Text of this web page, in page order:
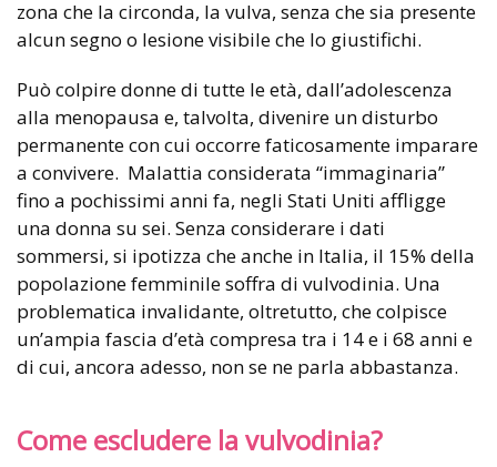
zona che la circonda, la vulva, senza che sia presente
alcun segno o lesione visibile che lo giustifichi.
Può colpire donne di tutte le età, dall’adolescenza
alla menopausa e, talvolta, divenire un disturbo
permanente con cui occorre faticosamente imparare
a convivere. Malattia considerata “immaginaria”
fino a pochissimi anni fa, negli Stati Uniti affligge
una donna su sei. Senza considerare i dati
sommersi, si ipotizza che anche in Italia, il 15% della
popolazione femminile soffra di vulvodinia. Una
problematica invalidante, oltretutto, che colpisce
un’ampia fascia d’età compresa tra i 14 e i 68 anni e
di cui, ancora adesso, non se ne parla abbastanza.
Come escludere la vulvodinia?